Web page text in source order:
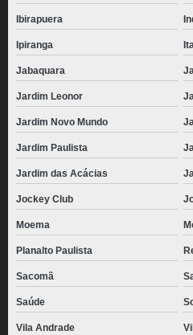
Ibirapuera
Ipiranga
Jabaquara
Jardim Leonor
Jardim Novo Mundo
Jardim Paulista
Jardim das Acácias
Jockey Club
Moema
Planalto Paulista
Sacomã
Saúde
Vila Andrade